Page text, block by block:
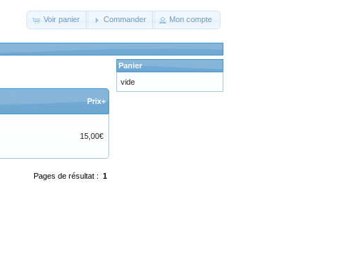
Voir panier Commander Mon compte
Prix+
15,00€
Pages de résultat : 1
Panier
vide